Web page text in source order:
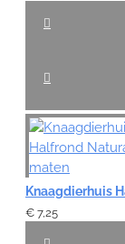
€ 7,25